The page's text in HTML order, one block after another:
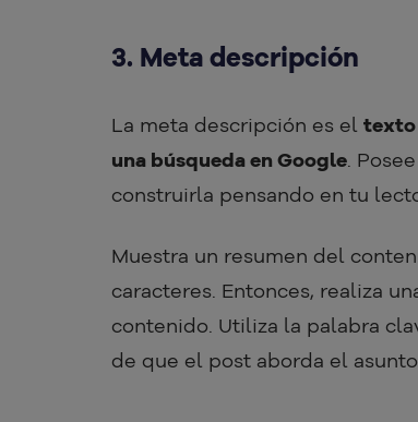
3. Meta descripción
La meta descripción es el texto
una búsqueda en Google.
construirla pensando en tu
Muestra un resumen del
caracteres. Entonces, realiza
contenido. Utiliza la palabra
de que el post aborda el